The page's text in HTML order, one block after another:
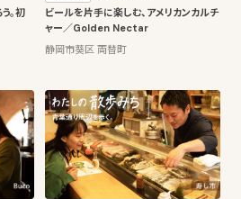
。初
ビールを片手に楽しむ、アメリカンカルチ
ャー／Golden Nectar
静岡市葵区 両替町